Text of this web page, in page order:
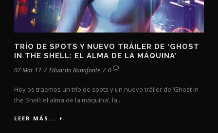
TRÍO DE SPOTS Y NUEVO TRÁILER DE ‘GHOST
IN THE SHELL: EL ALMA DE LA MÁQUINA’
07 Mar 17 / Eduardo Bonafonte / 0
Hoy os traemos un trío de spots y un nuevo tráiler de ‘Ghost in
the Shell: el alma de la máquina’, la...
LEER MÁS...